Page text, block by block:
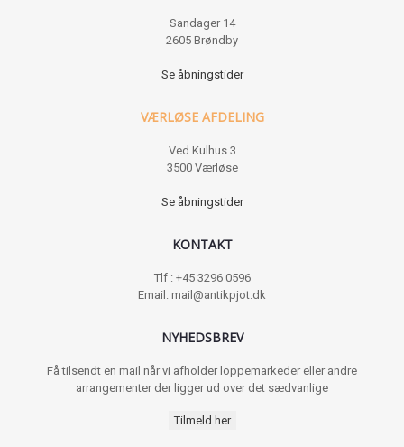
Sandager 14
2605 Brøndby
Se åbningstider
VÆRLØSE AFDELING
Ved Kulhus 3
3500 Værløse
Se åbningstider
KONTAKT
Tlf : +45 3296 0596
Email: mail@antikpjot.dk
NYHEDSBREV
Få tilsendt en mail når vi afholder loppemarkeder eller andre
arrangementer der ligger ud over det sædvanlige
Tilmeld her